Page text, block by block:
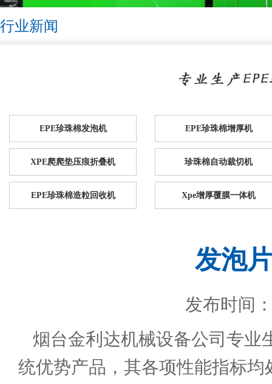
行业新闻
EPE珍珠棉发泡机 EPE珍珠棉增厚机
XPE爬爬垫压痕折叠机 珍珠棉自动裁切机
EPE珍珠棉造粒回收机 Xpe增厚覆膜一体机
发泡
发布时间
烟台金利达机械设备公司专业
统优势产品，其各项性能指标均